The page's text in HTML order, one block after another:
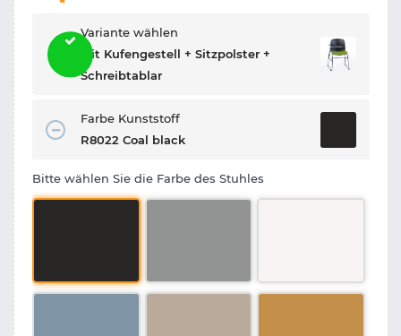
Variante wählen
Mit Kufengestell + Sitzpolster +
Schreibtablar
Farbe Kunststoff
R8022 Coal black
Bitte wählen Sie die Farbe des Stuhles